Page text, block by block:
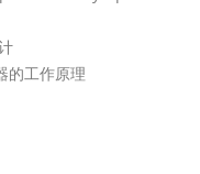
的工作原理